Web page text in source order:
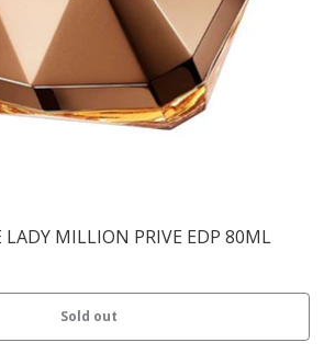
LADY MILLION PRIVE EDP 80ML
Sold out